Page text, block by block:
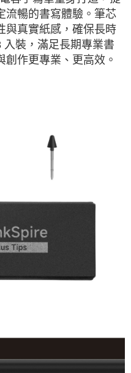
流暢的書寫體驗。筆芯
與真實紙感，確保長時
入裝，滿足長期專業書
作更專業、更高效。